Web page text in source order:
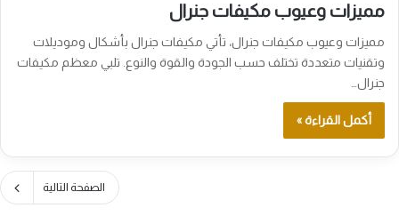
مميزات وعيوب مكيفات جنرال
مميزات وعيوب مكيفات جنرال، تأتي مكيفات جنرال بأشكال وموديلات
وتقنيات متعددة تختلف حسب الجودة والقوة والنوع. تلبي معظم مكيفات
جنرال…
أكمل القراءة »
الصفحة التالية